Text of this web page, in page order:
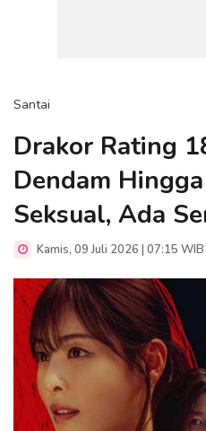
Santai
Drakor Rating
Dendam
Seksual, Ada
Kamis, 09 Juli 2026 | 07:15 WIB